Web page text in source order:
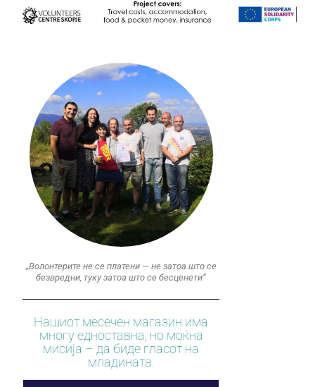
„Волонтерите не се платени — не затоа што се
безвредни, туку затоа што се бесценети“
Нашиот месечен магазин има
многу едноставна, но моќна
мисија – да биде гласот на
младината.